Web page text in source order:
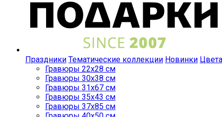
Праздники Тематические коллекции Новинки Цвета
Гравюры 22x28 см
Гравюры 30x38 см
Гравюры 31x67 см
Гравюры 35x43 см
Гравюры 37x85 см